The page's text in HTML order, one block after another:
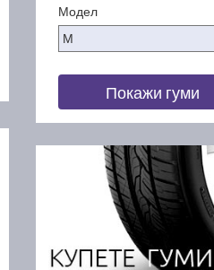
Модел
Покажи гуми